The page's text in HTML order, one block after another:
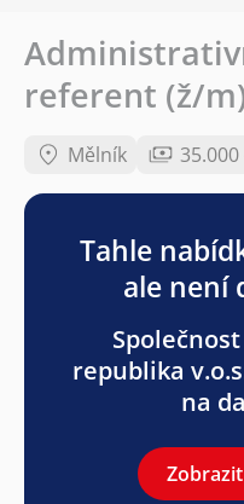
referent (ž/
Mělník 35.000
Tahle
ale není
republika
na